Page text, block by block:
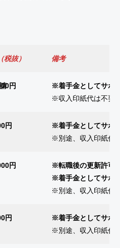
税抜） 備考
円
※着手金としてサポ
※収入印紙代は不要
円
※着手金としてサポ
※別途、収入印紙代
円
※転職後の更新許可
※着手金としてサポ
※別途、収入印紙代
円
※着手金としてサポ
※別途、収入印紙代